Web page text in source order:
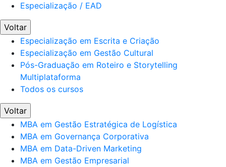
Especialização / EAD
Voltar
Especialização em Escrita e Criação
Especialização em Gestão Cultural
Pós-Graduação em Roteiro e Storytelling
Multiplataforma
Todos os cursos
Voltar
MBA em Gestão Estratégica de Logística
MBA em Governança Corporativa
MBA em Data-Driven Marketing
MBA em Gestão Empresarial